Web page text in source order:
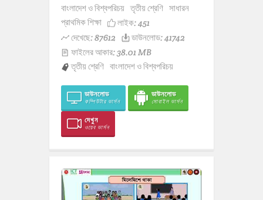
বাংলাদেশ ও বিশ্বপরিচয় তৃতীয় শ্রেণি সাধারন
প্রাথমিক শিক্ষা
লাইক:451
দেখেছে: 87612
ডাউনলোড: 41742
ফাইলের আকার: 38.01 MB
তৃতীয় শ্রেণি বাংলাদেশ ও বিশ্বপরিচয়
ডাউনলোড
কম্পিউটার ভার্সন
ডাউনলোড
মোবাইল ভার্সন
দেখুন
ওয়েব ভার্সন